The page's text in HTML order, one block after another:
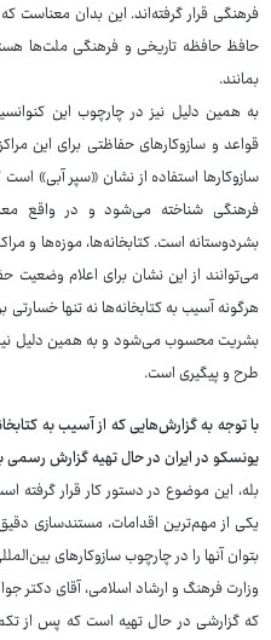
فرهنگی قرار گرفته‌اند. این بدان معناست
حافظ حافظه تاریخی و فرهنگی ملت‌ها
بمانند.
به همین دلیل نیز در چارچوب این
قواعد و سازوکارهای حفاظتی برای این
سازوکارها استفاده از نشان «سپر آبی»
فرهنگی شناخته می‌شود و در واقع
بشردوستانه است. کتابخانه‌ها، موزه‌ها و
می‌توانند از این نشان برای اعلام وضعیت
هرگونه آسیب به کتابخانه‌ها نه تنها
بشریت محسوب می‌شود و به همین دلیل
طرح و پیگیری است.
با توجه به گزارش‌هایی که از آسیب به
یونسکو در ایران در حال تهیه گزارش رسمی
بله، این موضوع در دستور کار قرار
یکی از مهم‌ترین اقدامات، مستندسازی
بتوان آنها را در چارچوب سازوکارهای
وزارت فرهنگ و ارشاد اسلامی، آقای دکتر
که گزارشی در حال تهیه است که پس از